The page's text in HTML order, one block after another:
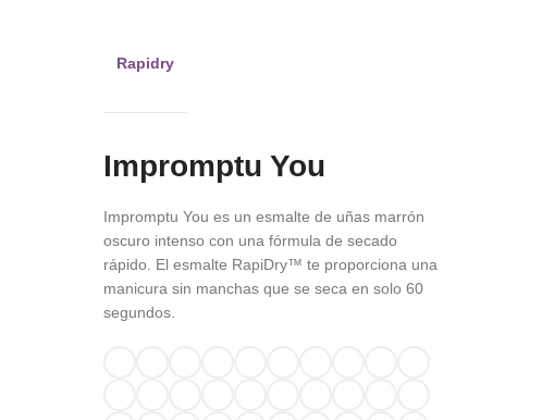
Rapidry
Impromptu You
Impromptu You es un esmalte de uñas marrón
oscuro intenso con una fórmula de secado
rápido. El esmalte RapiDry™ te proporciona una
manicura sin manchas que se seca en solo 60
segundos.